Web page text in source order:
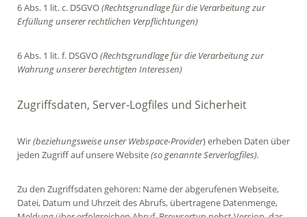
6 Abs. 1 lit. c. DSGVO(Rechtsgrundlage für die Verarbeitung zur
Erfüllung unserer rechtlichen Verpflichtungen)
6 Abs. 1 lit. f. DSGVO(Rechtsgrundlage für die Verarbeitung zur
Wahrung unserer berechtigten Interessen)
Zugriffsdaten, Server-Logfiles und Sicherheit
Wir(beziehungsweise unser Webspace-Provider) erheben Daten über
jeden Zugriff auf unsere Website(so genannte Serverlogfiles).
Zu den Zugriffsdaten gehören: Name der abgerufenen Webseite,
Datei, Datum und Uhrzeit des Abrufs, übertragene Datenmenge,